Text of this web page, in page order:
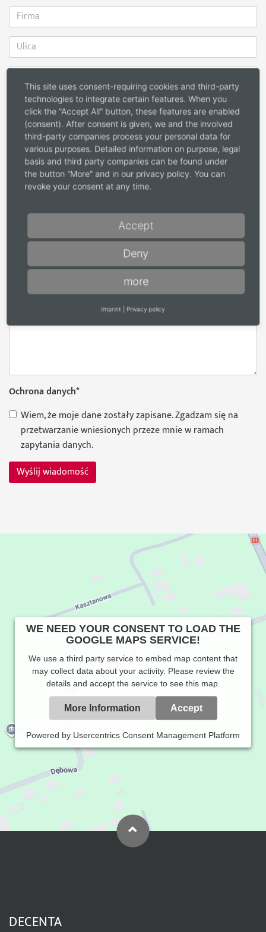
Decenta (EN-FR-NL / 120 stron)
Accenta (EN-FR-NL / 96 stron)
Wiadomość*
Ochrona danych*
Wiem, że moje dane zostały zapisane. Zgadzam się na
przetwarzanie wniesionych przeze mnie w ramach
zapytania danych.
WE NEED YOUR CONSENT TO LOAD THE
GOOGLE MAPS SERVICE!
We use a third party service to embed map content that
may collect data about your activity. Please review the
details and accept the service to see this map.
More Information Accept
Powered by Usercentrics Consent Management Platform
DECENTA
This site uses consent-requiring cookies and third-party
technologies to integrate certain features. When you
click the "Accept All" button, these features are enabled
(consent). After consent is given, we and the involved
third-party companies process your personal data for
various purposes. Detailed information on purpose, legal
basis and third party companies can be found under
the button "More" and in our privacy policy. You can
revoke your consent at any time.
Accept
Deny
more
Imprint Privacy policy